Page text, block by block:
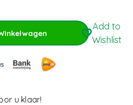
Add to
Wishlist
u klaar!